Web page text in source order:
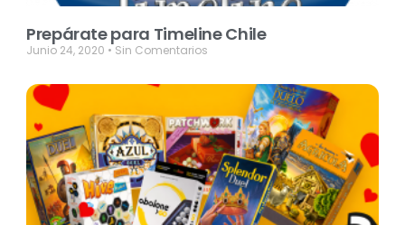
Prepárate para Timeline Chile
Junio 24, 2020 Sin Comentarios